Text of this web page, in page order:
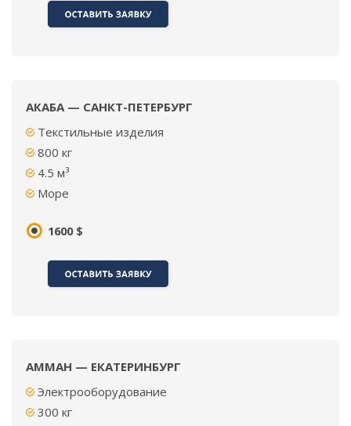
АКАБА — САНКТ-ПЕТЕРБУРГ
Текстильные изделия
800 кг
4.5 м³
Море
1600 $
АММАН — ЕКАТЕРИНБУРГ
Электрооборудование
300 кг